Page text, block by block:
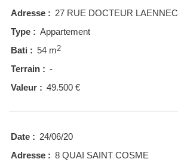
Adresse : 27 RUE DOCTEUR LAENNEC
Type : Appartement
Bati : 54 m2
Terrain : -
Valeur : 49.500 €
Date : 24/06/20
Adresse : 8 QUAI SAINT COSME